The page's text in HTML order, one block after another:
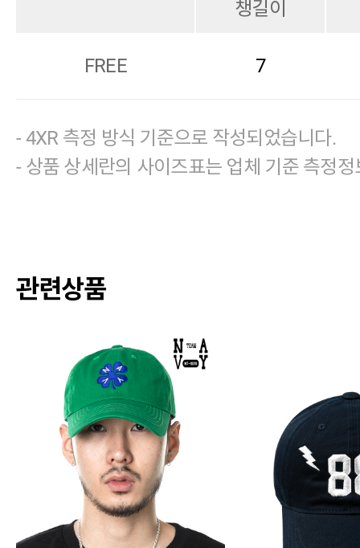
챙길이
FREE 7
- 4XR 측정 방식 기준으로 작성되었습니다.
- 상품 상세란의 사이즈표는 업체 기준 측정정
관련상품